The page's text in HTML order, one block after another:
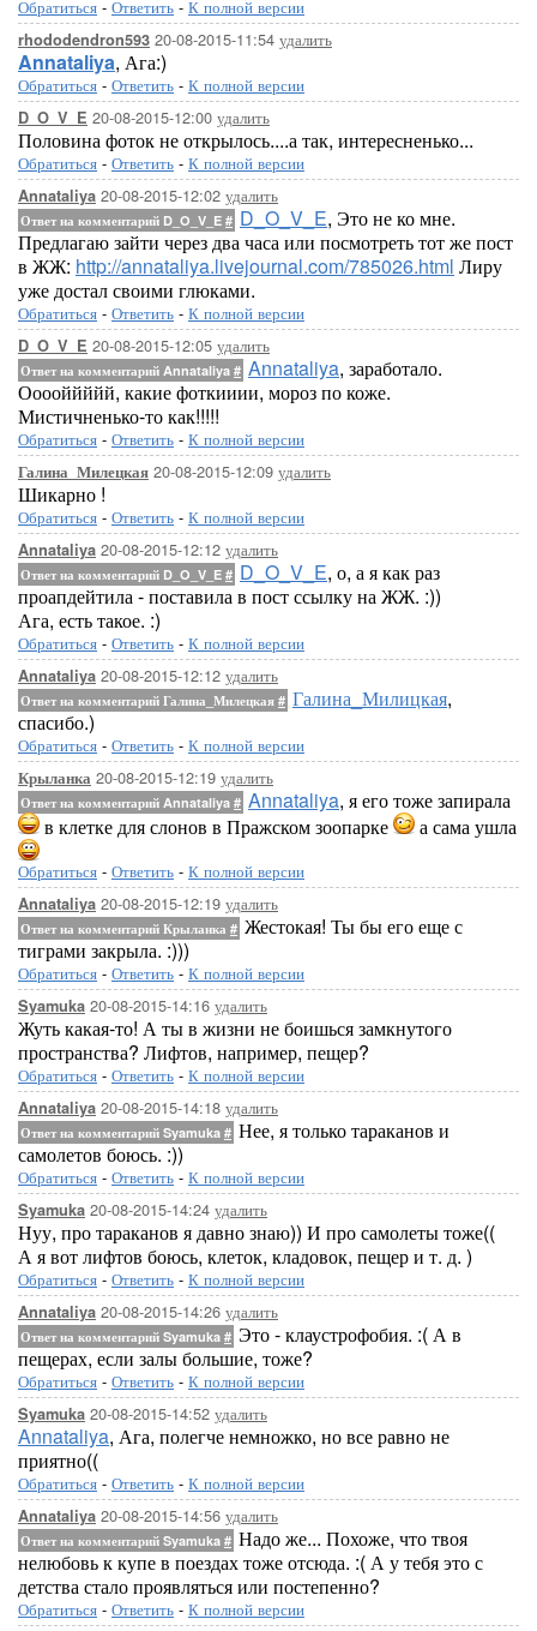
Обратиться - Ответить - К полной версии
rhododendron593 20-08-2015-11:54 удалить
Annataliya, Ага:)
Обратиться - Ответить - К полной версии
D_O_V_E 20-08-2015-12:00 удалить
Половина фоток не открылось....а так, интересненько...
Обратиться - Ответить - К полной версии
Annataliya 20-08-2015-12:02 удалить
Ответ на комментарий D_O_V_E # D_O_V_E, Это не ко мне.
Предлагаю зайти через два часа или посмотреть тот же пост
в ЖЖ: http://annataliya.livejournal.com/785026.html Лиру
уже достал своими глюками.
Обратиться - Ответить - К полной версии
D_O_V_E 20-08-2015-12:05 удалить
Ответ на комментарий Annataliya # Annataliya, заработало.
Ооооййййй, какие фоткииии, мороз по коже.
Мистичненько-то как!!!!!
Обратиться - Ответить - К полной версии
Галина_Милецкая 20-08-2015-12:09 удалить
Шикарно !
Обратиться - Ответить - К полной версии
Annataliya 20-08-2015-12:12 удалить
Ответ на комментарий D_O_V_E # D_O_V_E, о, а я как раз
проапдейтила - поставила в пост ссылку на ЖЖ. :))
Ага, есть такое. :)
Обратиться - Ответить - К полной версии
Annataliya 20-08-2015-12:12 удалить
Ответ на комментарий Галина_Милецкая # Галина_Милицкая,
спасибо.)
Обратиться - Ответить - К полной версии
Крыланка 20-08-2015-12:19 удалить
Ответ на комментарий Annataliya # Annataliya, я его тоже запирала
в клетке для слонов в Пражском зоопарке
а сама ушла
Обратиться - Ответить - К полной версии
Annataliya 20-08-2015-12:19 удалить
Ответ на комментарий Крыланка # Жестокая! Ты бы его еще с
тиграми закрыла. :)))
Обратиться - Ответить - К полной версии
Syamuka 20-08-2015-14:16 удалить
Жуть какая-то! А ты в жизни не боишься замкнутого
пространства? Лифтов, например, пещер?
Обратиться - Ответить - К полной версии
Annataliya 20-08-2015-14:18 удалить
Ответ на комментарий Syamuka # Нее, я только тараканов и
самолетов боюсь. :))
Обратиться - Ответить - К полной версии
Syamuka 20-08-2015-14:24 удалить
Нуу, про тараканов я давно знаю)) И про самолеты тоже((
А я вот лифтов боюсь, клеток, кладовок, пещер и т. д. )
Обратиться - Ответить - К полной версии
Annataliya 20-08-2015-14:26 удалить
Ответ на комментарий Syamuka # Это - клаустрофобия. :( А в
пещерах, если залы большие, тоже?
Обратиться - Ответить - К полной версии
Syamuka 20-08-2015-14:52 удалить
Annataliya, Ага, полегче немножко, но все равно не
приятно((
Обратиться - Ответить - К полной версии
Annataliya 20-08-2015-14:56 удалить
Ответ на комментарий Syamuka # Надо же... Похоже, что твоя
нелюбовь к купе в поездах тоже отсюда. :( А у тебя это с
детства стало проявляться или постепенно?
Обратиться - Ответить - К полной версии